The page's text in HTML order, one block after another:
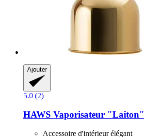
Ajouter
5.0 (2)
HAWS Vaporisateur "Laiton"
Accessoire d'intérieur élégant